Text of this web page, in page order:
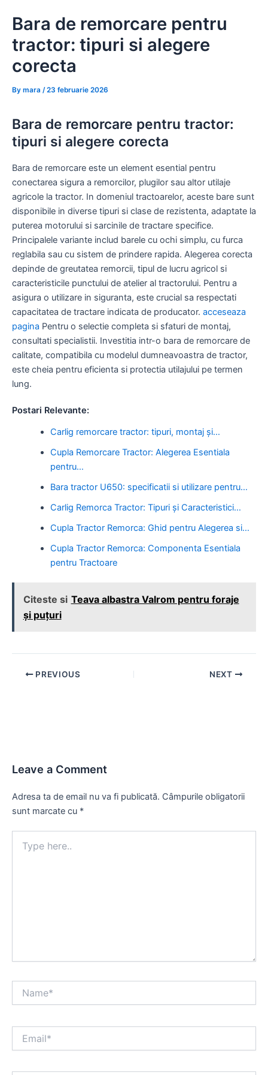
Bara de remorcare pentru
tractor: tipuri si alegere
corecta
By mara /23 februarie 2026
Bara de remorcare pentru tractor:
tipuri si alegere corecta
Bara de remorcare este un element esential pentru
conectarea sigura a remorcilor, plugilor sau altor utilaje
agricole la tractor. In domeniul tractoarelor, aceste bare sunt
disponibile in diverse tipuri si clase de rezistenta, adaptate la
puterea motorului si sarcinile de tractare specifice.
Principalele variante includ barele cu ochi simplu, cu furca
reglabila sau cu sistem de prindere rapida. Alegerea corecta
depinde de greutatea remorcii, tipul de lucru agricol si
caracteristicile punctului de atelier al tractorului. Pentru a
asigura o utilizare in siguranta, este crucial sa respectati
capacitatea de tractare indicata de producator. acceseaza
pagina Pentru o selectie completa si sfaturi de montaj,
consultati specialistii. Investitia intr-o bara de remorcare de
calitate, compatibila cu modelul dumneavoastra de tractor,
este cheia pentru eficienta si protectia utilajului pe termen
lung.
Postari Relevante:
Carlig remorcare tractor: tipuri, montaj și…
Cupla Remorcare Tractor: Alegerea Esentiala
pentru…
Bara tractor U650: specificatii si utilizare pentru…
Carlig Remorca Tractor: Tipuri și Caracteristici…
Cupla Tractor Remorca: Ghid pentru Alegerea si…
Cupla Tractor Remorca: Componenta Esentiala
pentru Tractoare
Citeste si Teava albastra Valrom pentru foraje
și puțuri
Post PREVIOUS NEXT
Leave a Comment
Adresa ta de email nu va fi publicată. Câmpurile obligatorii
sunt marcate cu *
here..